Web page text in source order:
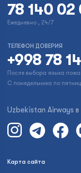
78 140 02
Ежедневно , 24/7
ТЕЛЕФОН ДОВЕРИЯ
+998 78
После выбора языка
С понедельника по
Uzbekistan Airways в
Карта сайта